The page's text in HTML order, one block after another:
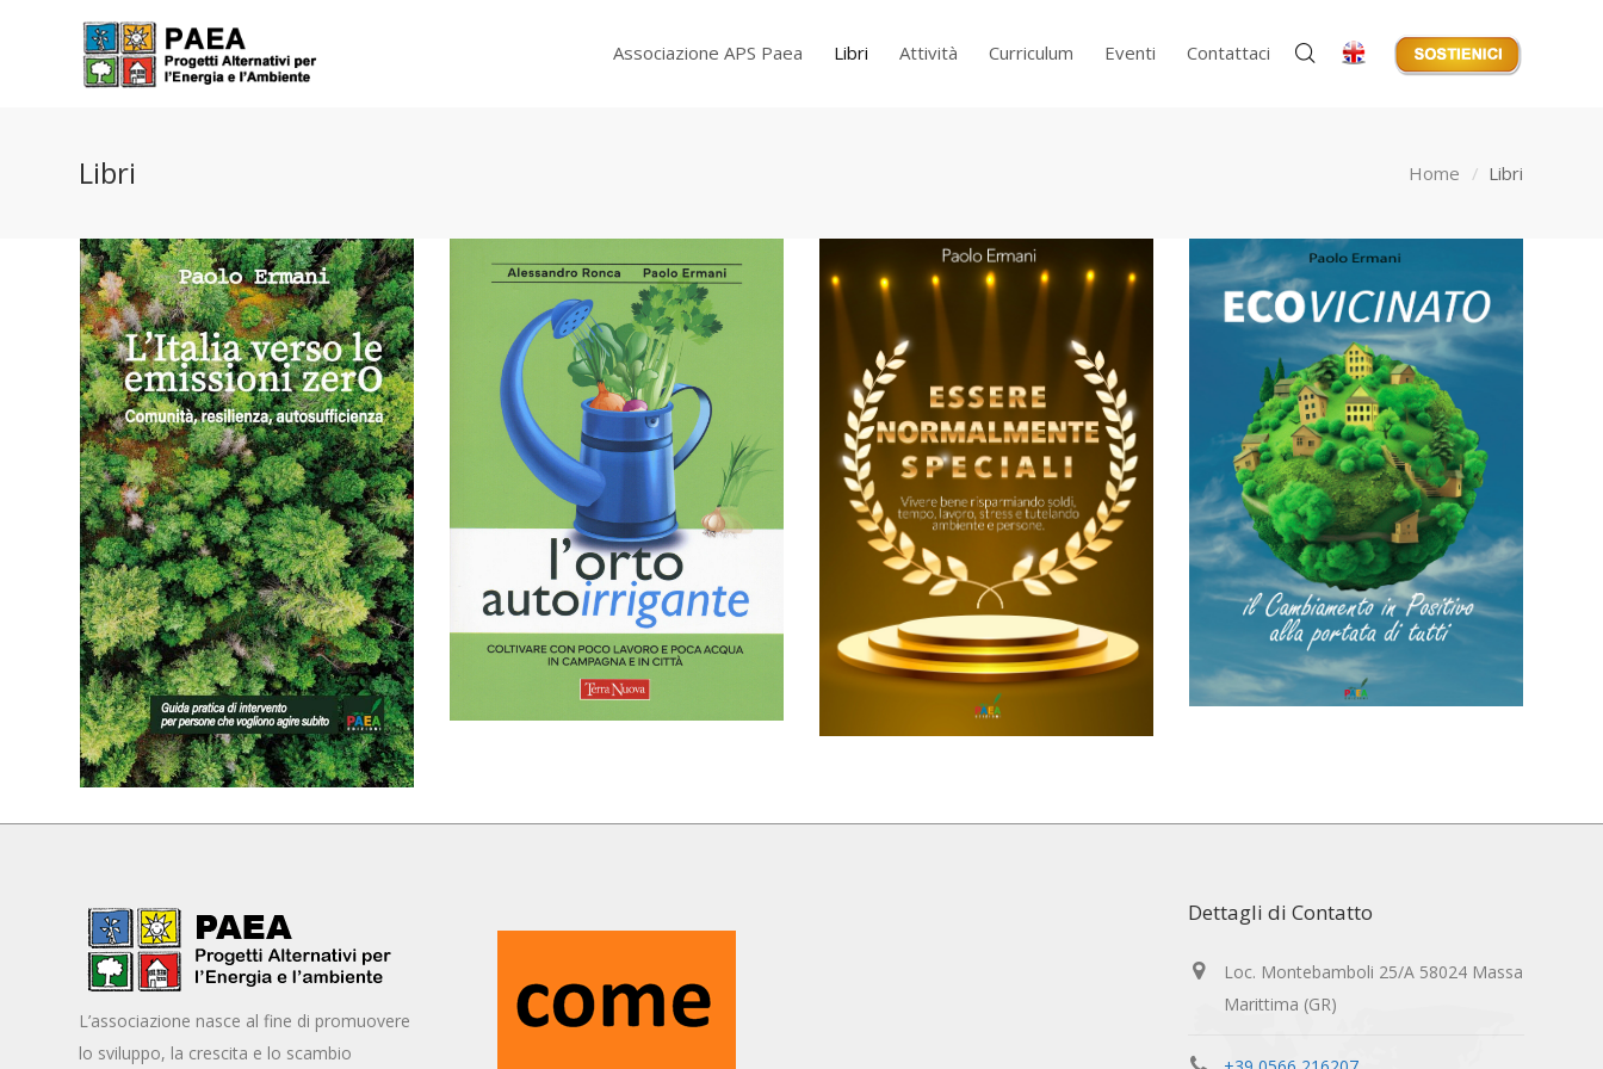
Associazione APS Paea Libri Attività Curriculum Eventi Contattaci
Libri Home Libri
L’associazione nasce al fine di promuovere
lo sviluppo, la crescita e lo scambio
Dettagli di Contatto
Loc. Montebamboli 25/A 58024 Massa
Marittima (GR)